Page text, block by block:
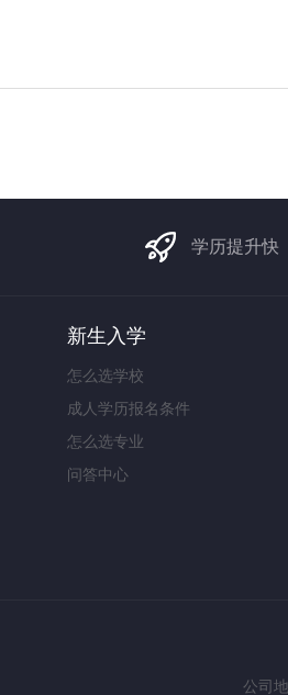
学历提升快
新生入学
怎么选学校
成人学历报名条件
怎么选专业
问答中心
公司